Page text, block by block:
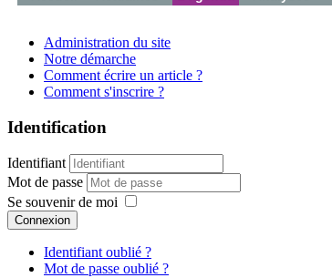
Administration du site
Notre démarche
Comment écrire un article ?
Comment s'inscrire ?
Identification
Identifiant
Mot de passe
Se souvenir de moi
Connexion
Identifiant oublié ?
Mot de passe oublié ?